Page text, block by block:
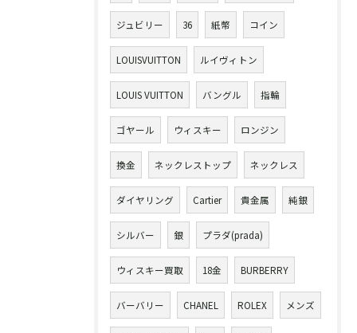
ジュビリー 36 紙幣 コイン
LOUISVUITTON ルイヴィトン
LOUIS VUITTON バングル 指輪
ゴヤール ウィスキー ロンジン
換金 ネックレストップ ネックレス
ダイヤリング Cartier 貴金属 純銀
シルバー 銀 プラダ(prada)
ウィスキー買取 18金 BURBERRY
バーバリー CHANEL ROLEX メンズ